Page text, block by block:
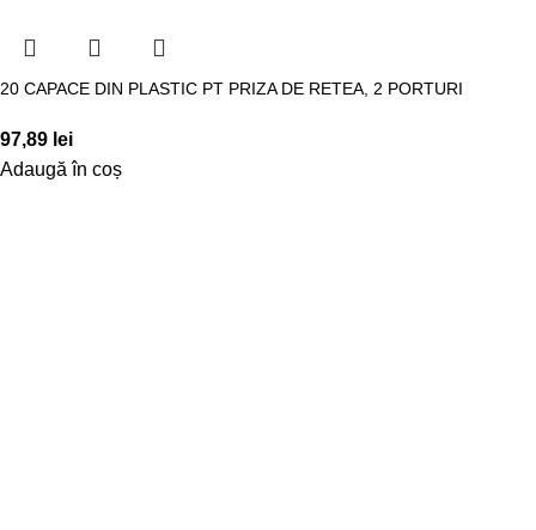
20 CAPACE DIN PLASTIC PT PRIZA DE RETEA, 2 PORTURI
97,89 lei
Adaugă în coș